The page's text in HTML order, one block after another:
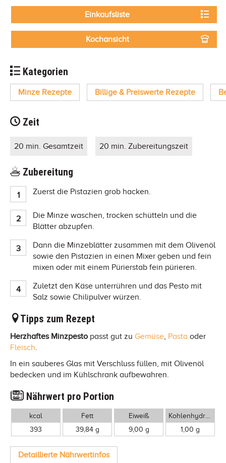
Einkaufsliste
Kochansicht
Kategorien
Minze Rezepte Billige & Preiswerte Rezepte
Zeit
20 min. Gesamtzeit 20 min. Zubereitungszeit
Zubereitung
Zuerst die Pistazien grob hacken.
Die Minze waschen, trocken schütteln und die
Blätter abzupfen.
Dann die Minzeblätter zusammen mit dem Olivenöl
sowie den Pistazien in einen Mixer geben und fein
mixen oder mit einem Pürierstab fein pürieren.
Zuletzt den Käse unterrühren und das Pesto mit
Salz sowie Chilipulver würzen.
Tipps zum Rezept
Herzhaftes Minzpesto passt gut zu Gemüse, Pasta oder
Fleisch.
In ein sauberes Glas mit Verschluss füllen, mit Olivenöl
bedecken und im Kühlschrank aufbewahren.
Nährwert pro Portion
kcal
393
Fett
39,84 g
Eiweiß
9,00 g
Kohlenhydrate
1,00 g
Detaillierte Nährwertinfos